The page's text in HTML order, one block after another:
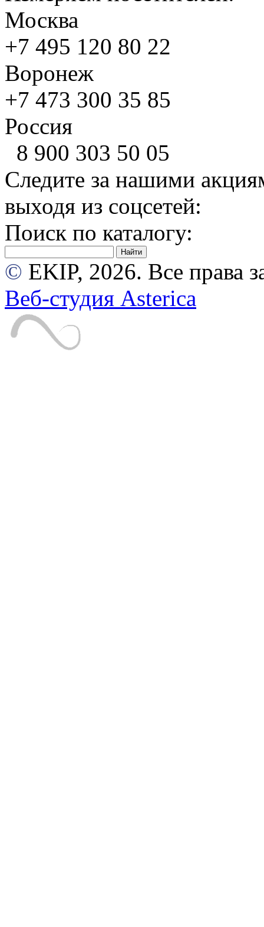
Москва
+7 495 120 80 22
Воронеж
+7 473 300 35 85
Россия
8 900 303 50 05
Следите за нашими
выходя из соцсетей:
Поиск по каталогу:
© EKIP, 2026. Все права
Веб-студия Asterica